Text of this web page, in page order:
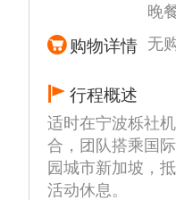
晚
购物详情 无
行程概述
适时在宁波栎社
合，团队搭乘国
园城市新加坡，
活动休息。